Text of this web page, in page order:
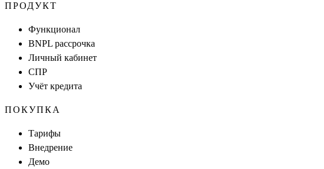
ПРОДУКТ
Функционал
BNPL рассрочка
Личный кабинет
СПР
Учёт кредита
ПОКУПКА
Тарифы
Внедрение
Демо